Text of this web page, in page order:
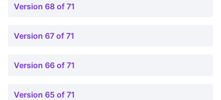
Version 68 of 71
Version 67 of 71
Version 66 of 71
Version 65 of 71